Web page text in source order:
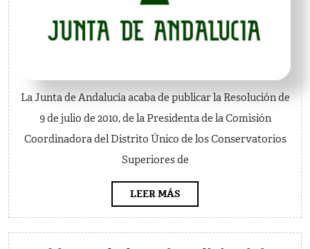
La Junta de Andalucía acaba de publicar la Resolución de
9 de julio de 2010, de la Presidenta de la Comisión
Coordinadora del Distrito Único de los Conservatorios
Superiores de
LEER MÁSLEER
MÁS